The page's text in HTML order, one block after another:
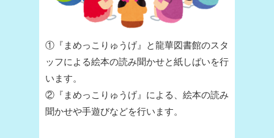
①『まめっこりゅうげ』と龍華図書館のスタ
ッフによる絵本の読み聞かせと紙しばいを行
います。
②『まめっこりゅうげ』による、絵本の読み
聞かせや手遊びなどを行います。